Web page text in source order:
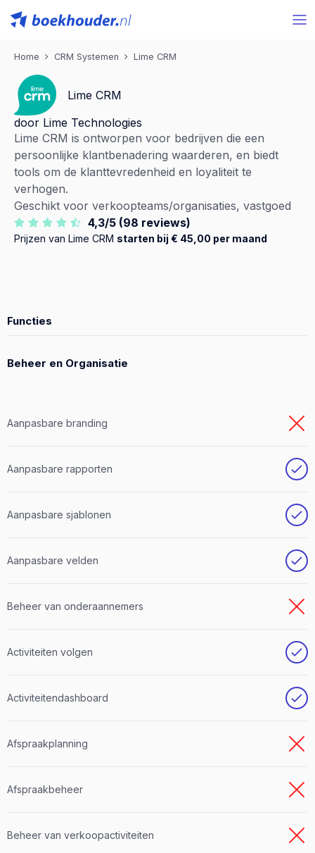
Home CRM Systemen Lime CRM
Lime CRM
door Lime Technologies
Lime CRM is ontworpen voor bedrijven die een
persoonlijke klantbenadering waarderen, en biedt
tools om de klanttevredenheid en loyaliteit te
verhogen.
Geschikt voor verkoopteams/organisaties, vastgoed
4,3/5 (98 reviews)
Prijzen van Lime CRM starten bij € 45,00 per maand
Functies
Beheer en Organisatie
Aanpasbare branding
Aanpasbare rapporten
Aanpasbare sjablonen
Aanpasbare velden
Beheer van onderaannemers
Activiteiten volgen
Activiteitendashboard
Afspraakplanning
Afspraakbeheer
Beheer van verkoopactiviteiten